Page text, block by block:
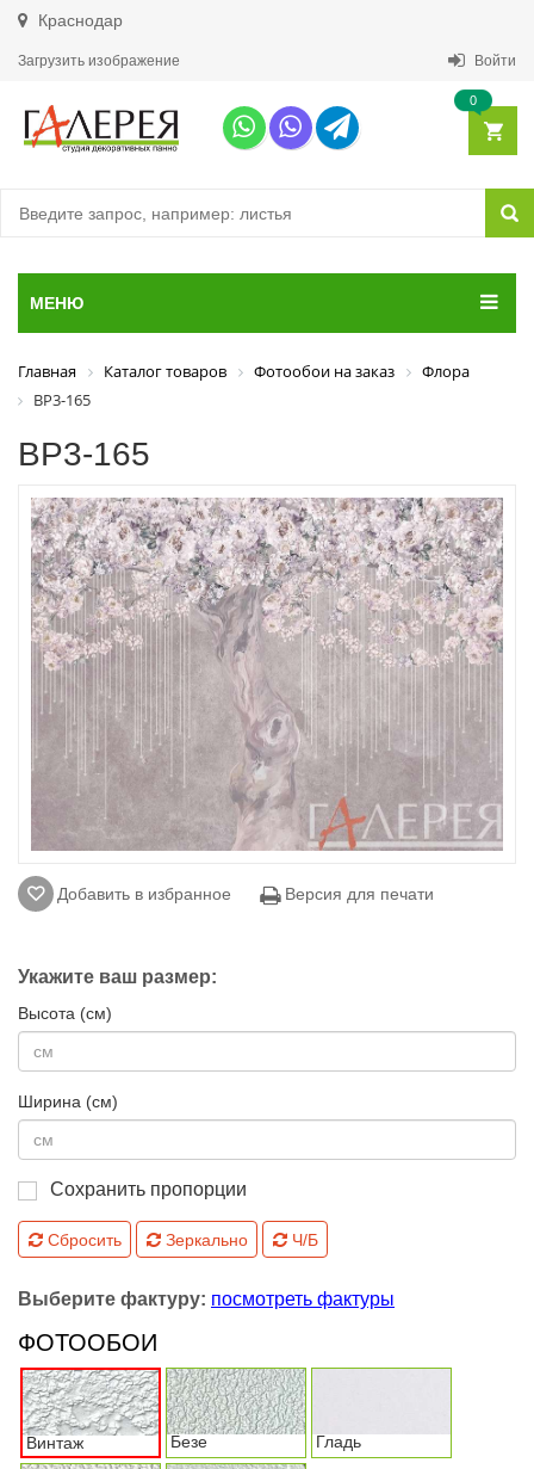
Краснодар
Загрузить изображение Войти
0
МЕНЮ
Главная Каталог товаров Фотообои на заказ
Флора
ВР3-165
ВР3-165
Добавить в избранное Версия для печати
Укажите ваш размер:
Высота (см)
Ширина (см)
Сохранить пропорции
Сбросить Зеркально Ч/Б
Выберите фактуру: посмотреть фактуры
ФОТООБОИ
Винтаж Безе Гладь